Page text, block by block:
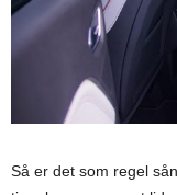
Så er det som regel